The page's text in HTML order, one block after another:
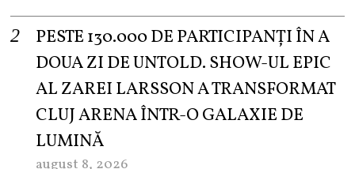
PESTE 130.000 DE PARTICIPANȚI ÎN A
DOUA ZI DE UNTOLD. SHOW-UL EPIC
AL ZAREI LARSSON A TRANSFORMAT
CLUJ ARENA ÎNTR-O GALAXIE DE
LUMINĂ
august 8, 2026